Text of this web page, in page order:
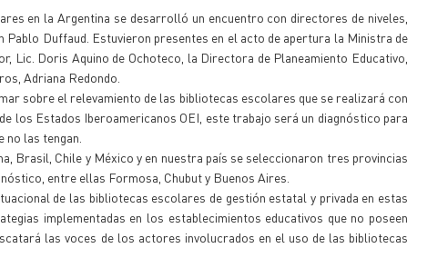
en la Argentina se desarrolló un encuentro con directores de niveles,
Pablo Duffaud. Estuvieron presentes en el acto de apertura la Ministra de
Lic. Doris Aquino de Ochoteco, la Directora de Planeamiento Educativo,
Adriana Redondo.
sobre el relevamiento de las bibliotecas escolares que se realizará con
los Estados Iberoamericanos OEI, este trabajo será un diagnóstico para
las tengan.
Brasil, Chile y México y en nuestra país se seleccionaron tres provincias
entre ellas Formosa, Chubut y Buenos Aires.
de las bibliotecas escolares de gestión estatal y privada en estas
implementadas en los establecimientos educativos que no poseen
las voces de los actores involucrados en el uso de las bibliotecas